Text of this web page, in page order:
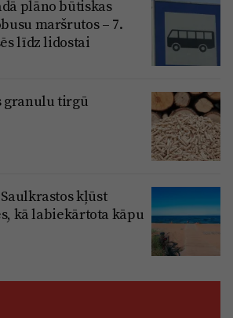
plāno būtiskas
maršrutos – 7.
līdz lidostai
granulu tirgū
kļūst
kā labiekārtota kāpu